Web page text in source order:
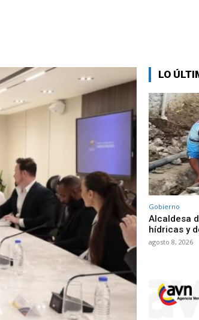
LO
Gobierno
Alcaldesa
hídricas y
agosto 8, 2026